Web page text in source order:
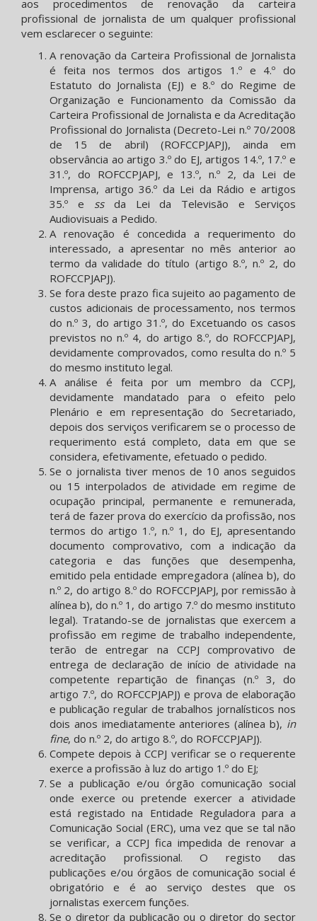
aos procedimentos de renovação da carteira
profissional de jornalista de um qualquer profissional
vem esclarecer o seguinte:
A renovação da Carteira Profissional de Jornalista
é feita nos termos dos artigos 1.º e 4.º do
Estatuto do Jornalista (EJ) e 8.º do Regime de
Organização e Funcionamento da Comissão da
Carteira Profissional de Jornalista e da Acreditação
Profissional do Jornalista (Decreto-Lei n.º 70/2008
de 15 de abril) (ROFCCPJAPJ), ainda em
observância ao artigo 3.º do EJ, artigos 14.º, 17.º e
31.º, do ROFCCPJAPJ, e 13.º, n.º 2, da Lei de
Imprensa, artigo 36.º da Lei da Rádio e artigos
35.º e ssda Lei da Televisão e Serviços
Audiovisuais a Pedido.
A renovação é concedida a requerimento do
interessado, a apresentar no mês anterior ao
termo da validade do título (artigo 8.º, n.º 2, do
ROFCCPJAPJ).
Se fora deste prazo fica sujeito ao pagamento de
custos adicionais de processamento, nos termos
do n.º 3, do artigo 31.º, do Excetuando os casos
previstos no n.º 4, do artigo 8.º, do ROFCCPJAPJ,
devidamente comprovados, como resulta do n.º 5
do mesmo instituto legal.
A análise é feita por um membro da CCPJ,
devidamente mandatado para o efeito pelo
Plenário e em representação do Secretariado,
depois dos serviços verificarem se o processo de
requerimento está completo, data em que se
considera, efetivamente, efetuado o pedido.
Se o jornalista tiver menos de 10 anos seguidos
ou 15 interpolados de atividade em regime de
ocupação principal, permanente e remunerada,
terá de fazer prova do exercício da profissão, nos
termos do artigo 1.º, n.º 1, do EJ, apresentando
documento comprovativo, com a indicação da
categoria e das funções que desempenha,
emitido pela entidade empregadora (alínea b), do
n.º 2, do artigo 8.º do ROFCCPJAPJ, por remissão à
alínea b), do n.º 1, do artigo 7.º do mesmo instituto
legal). Tratando-se de jornalistas que exercem a
profissão em regime de trabalho independente,
terão de entregar na CCPJ comprovativo de
entrega de declaração de início de atividade na
competente repartição de finanças (n.º 3, do
artigo 7.º, do ROFCCPJAPJ) e prova de elaboração
e publicação regular de trabalhos jornalísticos nos
dois anos imediatamente anteriores (alínea b), in
fine, do n.º 2, do artigo 8.º, do ROFCCPJAPJ).
Compete depois à CCPJ verificar se o requerente
exerce a profissão à luz do artigo 1.º do EJ;
Se a publicação e/ou órgão comunicação social
onde exerce ou pretende exercer a atividade
está registado na Entidade Reguladora para a
Comunicação Social (ERC), uma vez que se tal não
se verificar, a CCPJ fica impedida de renovar a
acreditação profissional. O registo das
publicações e/ou órgãos de comunicação social é
obrigatório e é ao serviço destes que os
jornalistas exercem funções.
Se o diretor da publicação ou o diretor do sector